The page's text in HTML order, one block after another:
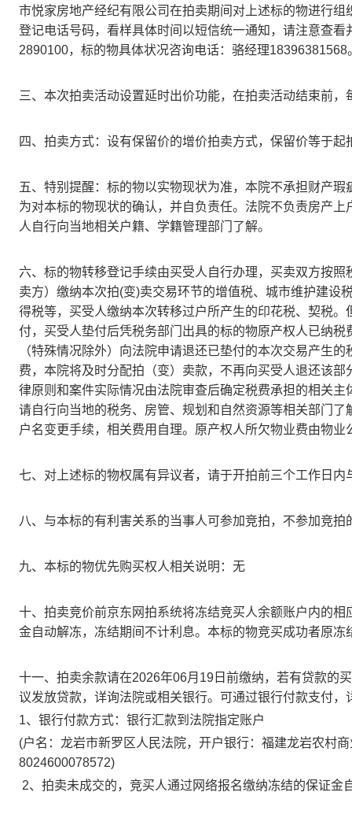
市悦家房地产经纪有限公司在拍卖期间对上述标的物进行组
登记电话号码，看样具体时间以短信统一通知，请注意查
2890100，标的物具体状况咨询电话： 骆经理18396381568
三、本次拍卖活动设置延时出价功能，在拍卖活动结束前，
四、拍卖方式：设有保留价的增价拍卖方式，保留价等于
五、特别提醒：标的物以实物现状为准，本院不承担财产
为对本标的物现状的确认，并自负责任。法院不负责房产
人自行向当地相关户籍、学籍管理部门了解。
六、 标的物转移登记手续由买受人自行办理，买卖双方按照
卖方）缴纳本次拍(变)卖交易环节的增值税、城市维护建设
得税等，买受人缴纳本次转移过户所产生的印花税、契税
付，买受人垫付后凭税务部门出具的标的物原产权人已纳
（特殊情况除外）向法院申请退还已垫付的本次交易产生
费，本院将及时分配拍（变）卖款，不再向买受人退还该
律原则和案件实际情况由法院审查后确定税费承担的相关
请自行向当地的税务、房管、规划和自然资源等相关部门
户名变更手续，相关费用自理。原产权人所欠物业费由物业
七、对上述标的物权属有异议者，请于开拍前三个工作日内
八、与本标的有利害关系的当事人可参加竞拍，不参加竞
九、本标的物优先购买权人相关说明：无
十、拍卖竞价前京东 网拍系统将冻结竞买人余额账户内的相
金自动解冻，冻结期间不计利息。本标的物竞买成功者原
十一、拍卖余款请在2026年06月 19 日 前缴纳，若有贷款的
议发放贷款，详询法院或相关银行。可通过银行付款支付，
1、银行付款方式：银行汇款到法院指定账户
(户名：龙岩市新罗区人民法院，开户银行：福建龙岩农村
8024600078572)
2、拍卖未成交的，竞买人通过网络报名缴纳冻结的保证金